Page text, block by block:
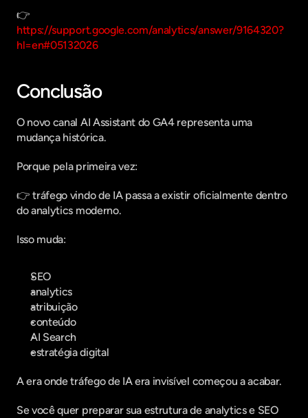
https://support.google.com/analytics/answer/9164320?
hl=en#05132026
Conclusão
O novo canal AI Assistant do GA4 representa uma
mudança histórica.
Porque pela primeira vez:
👉 tráfego vindo de IA passa a existir oficialmente dentro
do analytics moderno.
Isso muda:
SEO
analytics
atribuição
conteúdo
AI Search
estratégia digital
A era onde tráfego de IA era invisível começou a acabar.
Se você quer preparar sua estrutura de analytics e SEO